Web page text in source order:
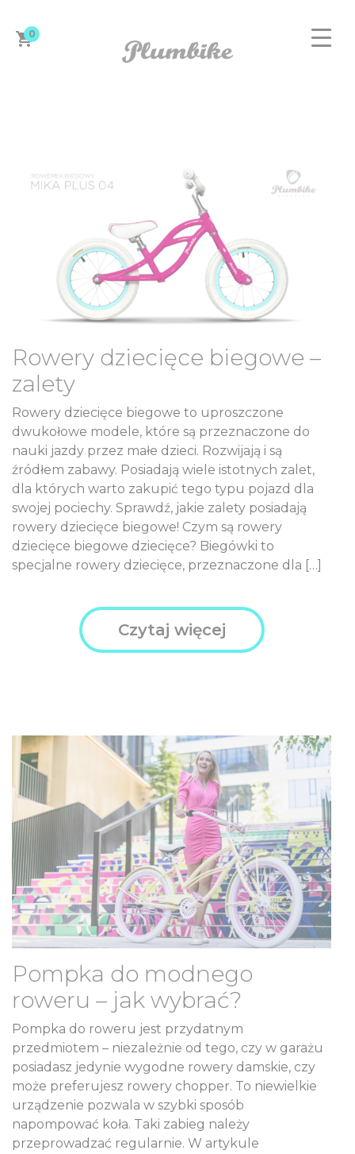
0
ZAPROJEKTUJ ROWER
DAMSKIE
MĘSKIE
DZIECIĘCE
SALE
NOWOŚCI
ODZIEŻ
AKCESORIA
KONTAKT
Rowery dziecięce biegowe –
zalety
Rowery dziecięce biegowe to uproszczone
dwukołowe modele, które są przeznaczone do
nauki jazdy przez małe dzieci. Rozwijają i są
źródłem zabawy. Posiadają wiele istotnych zalet,
dla których warto zakupić tego typu pojazd dla
swojej pociechy. Sprawdź, jakie zalety posiadają
rowery dziecięce biegowe! Czym są rowery
dziecięce biegowe dziecięce? Biegówki to
specjalne rowery dziecięce, przeznaczone dla […]
Czytaj więcej
Pompka do modnego
roweru – jak wybrać?
Pompka do roweru jest przydatnym
przedmiotem – niezależnie od tego, czy w garażu
posiadasz jedynie wygodne rowery damskie, czy
może preferujesz rowery chopper. To niewielkie
urządzenie pozwala w szybki sposób
napompować koła. Taki zabieg należy
przeprowadzać regularnie. W artykule